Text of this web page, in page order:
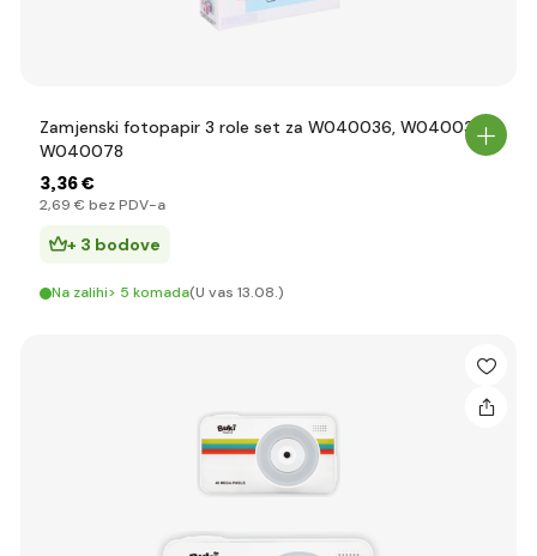
Zamjenski fotopapir 3 role set za W040036, W040037,
W040078
3,36 €
2,69 € bez PDV-a
+ 3 bodove
Na zalihi> 5 komada(U vas 13.08.)